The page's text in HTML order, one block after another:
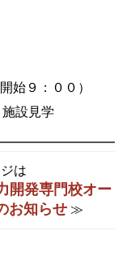
９：００）
設見学
は
開発専門校オー
お知らせ≫